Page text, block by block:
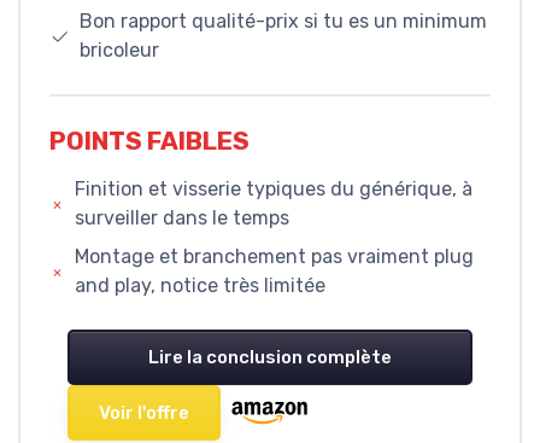
Bon rapport qualité-prix si tu es un minimum
bricoleur
POINTS FAIBLES
Finition et visserie typiques du générique, à
surveiller dans le temps
Montage et branchement pas vraiment plug
and play, notice très limitée
Lire la conclusion complète
Voir l'offre